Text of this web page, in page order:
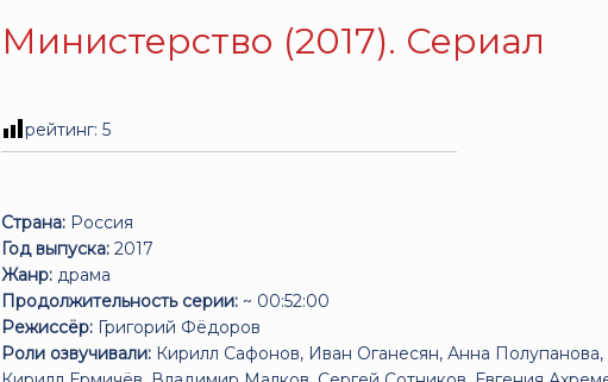
Министерство (2017). Сериал
рейтинг:5
Страна: Россия
Год выпуска: 2017
Жанр: драма
Продолжительность серии: ~ 00:52:00
Режиссёр: Григорий Фёдоров
Роли озвучивали: Кирилл Сафонов, Иван Оганесян, Анна Полупанова,